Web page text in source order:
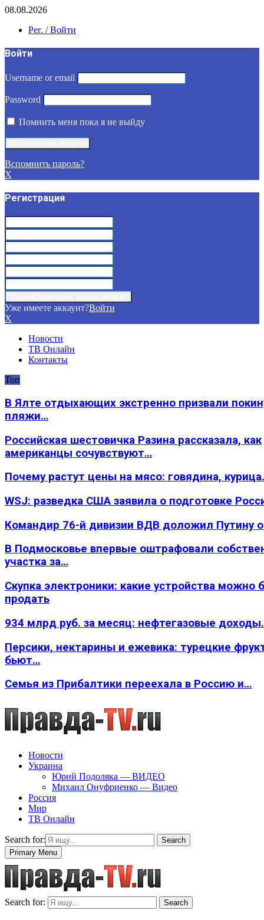
08.08.2026
Рег. / Войти
Войти
Username or email
Password
Помнить меня пока я не выйду
Вспомнить пароль?
X
Регистрация
Уже имеете аккаунт?Войти
X
Новости
ТВ Онлайн
Контакты
Топ
В Ялте отдыхающих экстренно призвали
пляжи…
Российская шестовичка Разина рассказала, как
американцы сочувствуют…
Почему растут цены на мясо: говядина,
WSJ: разведка США заявила о подготовке
Командир 76-й дивизии ВДВ доложил Путину
В Подмосковье впервые оштрафовали
участка за…
Скупка электроники: какие устройства можно
продать
934 млрд руб. за месяц: нефтегазовые
Персики, нектарины и ежевика: турецкие
бьют…
Семья из Прибалтики переехала в Россию и…
Новости
Украина
Юрий Подоляка — ВИДЕО
Михаил Онуфриенко — Видео
Россия
Мир
ТВ Онлайн
Search for:
Search
Primary Menu
Search for: Search